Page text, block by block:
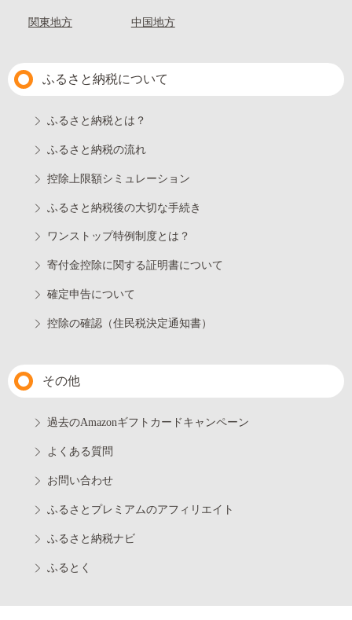
関東地方 中国地方
ふるさと納税について
ふるさと納税とは？
ふるさと納税の流れ
控除上限額シミュレーション
ふるさと納税後の大切な手続き
ワンストップ特例制度とは？
寄付金控除に関する証明書について
確定申告について
控除の確認（住民税決定通知書）
その他
過去のAmazonギフトカードキャンペーン
よくある質問
お問い合わせ
ふるさとプレミアムのアフィリエイト
ふるさと納税ナビ
ふるとく